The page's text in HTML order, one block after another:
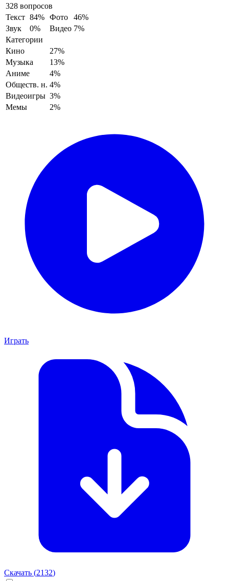
328 вопросов
Текст 84% Фото
46%
Звук
0% Видео 7%
Категории
Кино
27%
Музыка
13%
Аниме
4%
Обществ. н. 4%
Видеоигры 3%
Мемы
2%
Играть
Скачать (2132)